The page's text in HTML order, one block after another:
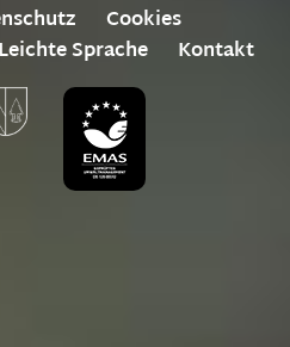
Cookies
Leichte Sprache Kontakt